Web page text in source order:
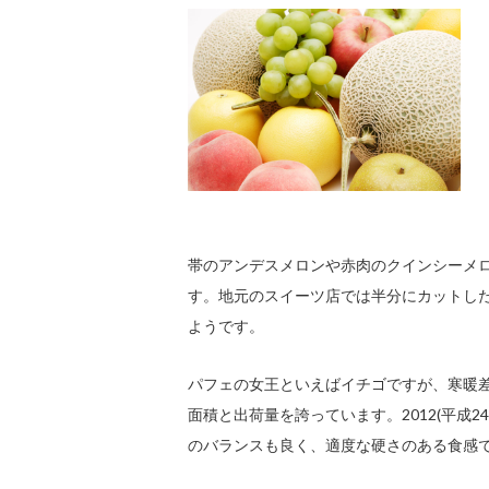
帯のアンデスメロンや赤肉のクインシーメ
す。地元のスイーツ店では半分にカットし
ようです。
パフェの女王といえばイチゴですが、寒暖
面積と出荷量を誇っています。2012(平成
のバランスも良く、適度な硬さのある食感